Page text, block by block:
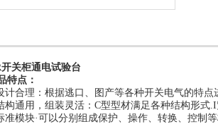
关柜通电试验台
特点：
计合理：根据逃口、图产等各种开关电气的特
构通用，组装灵活：C型型材满足各种结构形式
准模块·可以分别组成保护、操作、转换、控制